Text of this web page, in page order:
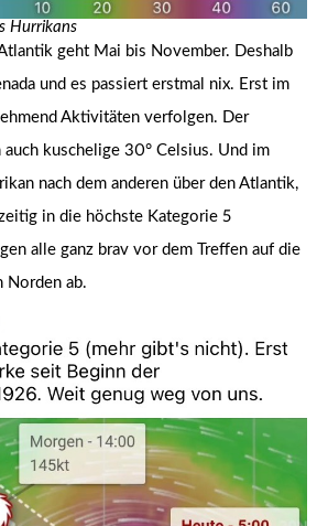
Hurrikans
geht Mai bis November. Deshalb
und es passiert erstmal nix. Erst im
Aktivitäten verfolgen. Der
kuschelige 30° Celsius. Und im
nach dem anderen über den Atlantik,
in die höchste Kategorie 5
alle ganz brav vor dem Treffen auf die
Norden ab.